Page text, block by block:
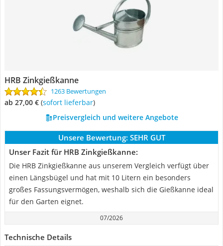
HRB Zinkgießkanne
1263 Bewertungen
ab 27,00 € ( Sofort lieferbar)
Preisvergleich und weitere Angebote
Unsere Bewertung: SEHR GUT
Unser Fazit für HRB Zinkgießkanne:
Die HRB Zinkgießkanne aus unserem Vergleich verfügt über
einen Längsbügel und hat mit 10 Litern ein besonders
großes Fassungsvermögen, weshalb sich die Gießkanne ideal
für den Garten eignet.
07/2026
Technische Details